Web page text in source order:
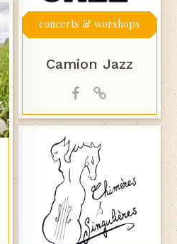
concerts & worshops
Camion Jazz